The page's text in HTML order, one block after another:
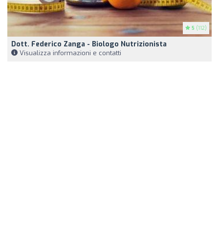
5 (112)
Dott. Federico Zanga - Biologo Nutrizionista
Visualizza informazioni e contatti